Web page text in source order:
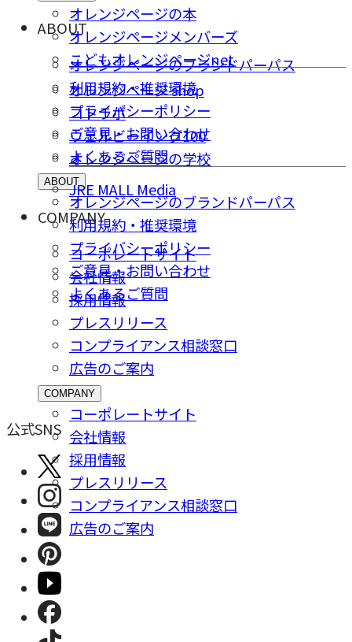
オレンジページの本
オレンジページメンバーズ
こどもオレンジページnet
オレンジページ shop
コトラボ
ウェルビーイング100
オレンジページの学校
JRE MALL Media
ABOUT
オレンジページのブランドパーパス
利用規約・推奨環境
プライバシーポリシー
ご意⾒・お問い合わせ
よくあるご質問
ABOUT
オレンジページのブランドパーパス
利用規約・推奨環境
プライバシーポリシー
ご意⾒・お問い合わせ
よくあるご質問
COMPANY
コーポレートサイト
会社情報
採⽤情報
プレスリリース
コンプライアンス相談窓⼝
広告のご案内
COMPANY
コーポレートサイト
会社情報
採⽤情報
プレスリリース
コンプライアンス相談窓⼝
広告のご案内
公式SNS